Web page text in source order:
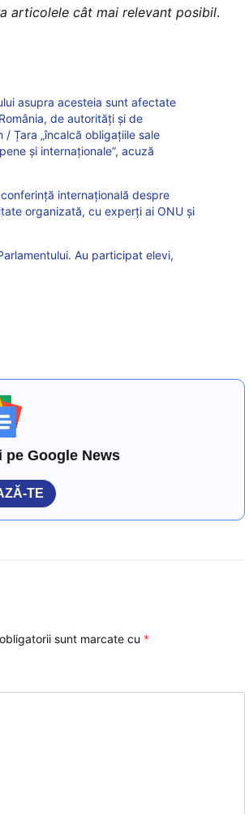
articolele cât mai relevant posibil.
asupra acesteia sunt afectate
de autorități și de
/ Țara „încalcă obligațiile sale
și internaționale”, acuză
internațională despre
organizată, cu experți ai ONU și
Au participat elevi,
pe Google News
TE
sunt marcate cu *